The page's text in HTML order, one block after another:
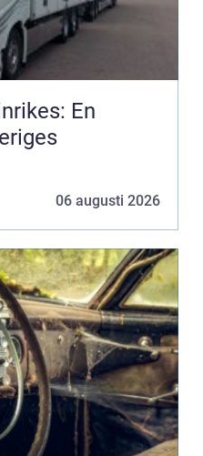
En
06 augusti 2026